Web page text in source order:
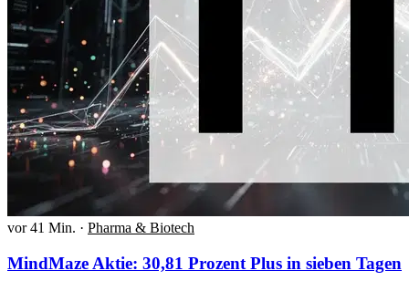
vor 41 Min. · Pharma & Biotech
MindMaze Aktie: 30,81 Prozent Plus in sieben Tagen